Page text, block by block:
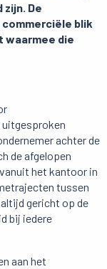
De
blik
waarmee die
uitgesproken
achter de
de afgelopen
het kantoor in
tussen
gericht op de
bij iedere
aan het